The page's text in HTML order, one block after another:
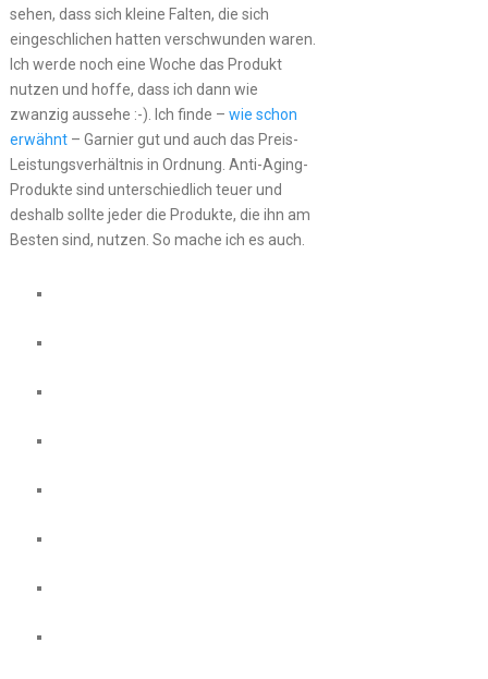
sehen, dass sich kleine Falten, die sich
eingeschlichen hatten verschwunden waren.
Ich werde noch eine Woche das Produkt
nutzen und hoffe, dass ich dann wie
zwanzig aussehe :-). Ich finde – wie schon
erwähnt– Garnier gut und auch das Preis-
Leistungsverhältnis in Ordnung. Anti-Aging-
Produkte sind unterschiedlich teuer und
deshalb sollte jeder die Produkte, die ihn am
Besten sind, nutzen. So mache ich es auch.